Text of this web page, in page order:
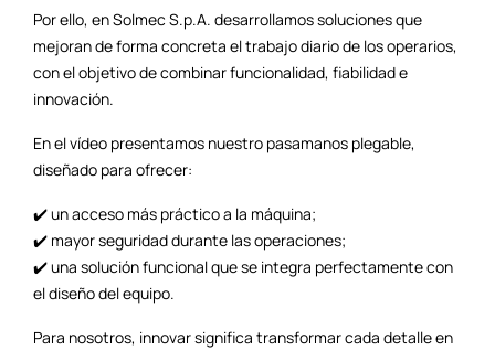
Por ello, en Solmec S.p.A. desarrollamos soluciones que
mejoran de forma concreta el trabajo diario de los operarios,
con el objetivo de combinar funcionalidad, fiabilidad e
innovación.
En el vídeo presentamos nuestro pasamanos plegable,
diseñado para ofrecer:
✔️ un acceso más práctico a la máquina;
✔️ mayor seguridad durante las operaciones;
✔️ una solución funcional que se integra perfectamente con
el diseño del equipo.
Para nosotros, innovar significa transformar cada detalle en